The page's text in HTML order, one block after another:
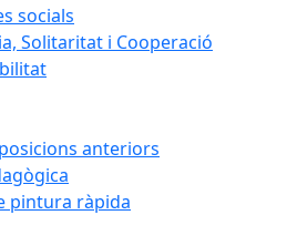
socials
Solitaritat i Cooperació
anteriors
pintura ràpida